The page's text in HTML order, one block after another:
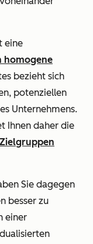
eine
homogene
bezieht sich
potenziellen
Unternehmens.
Ihnen daher die
Sie dagegen
besser zu
einer